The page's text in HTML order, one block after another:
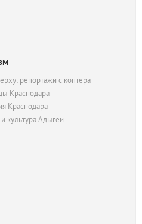
репортажи с коптера
Краснодара
Краснодара
культура Адыгеи